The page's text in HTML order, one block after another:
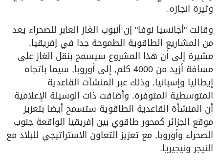
وثيرة انجازه.
وقالت "أجانسيا نوفا" إن أنبوب الغاز العابر للصحراء يعد
من المشاريع الطاقوية الطموحة جدا في إفريقيا,
مشيرة إلى أن هذا المشروع سيسمح بنقل الغاز على
مسافة أزيد من 4000 كلم, إلى أوروبا, سيما باتجاه
إيطاليا وإسبانيا, وذلك عبر المنشآت القاعدية
المتوسطية المتوفرة. وأضافت ذات الوسيلة الإعلامية
أن المنشأة القاعدية الطاقوية ستسمح أيضا بتعزيز
موقع الجزائر كمحور طاقوي بين إفريقيا الواقعة جنوب
الصحراء وأوروبا, مع تعزيز التعاون الاستراتيجي للبلاد مع
النيجر ونيجيريا.